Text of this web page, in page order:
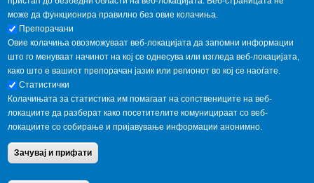
Copyright © 2013 Garnet All Rights Reserved. Designed by
може да функционира правилно без овие колачиња.
Препорачани
Овие колачиња овозможуваат веб-локацијата да запомни информации
што го менуваат начинот на кој се однесува или изгледа веб-локацијата,
како што е вашиот препорачан јазик или регионот во кој се наоѓате.
Статистички
Колачињата за статистика им помагаат на сопствениците на веб-
локациите да разберат како посетителите комуницираат со веб-
локациите со собирање и пријавување информации анонимно.
Зачувај и прифати